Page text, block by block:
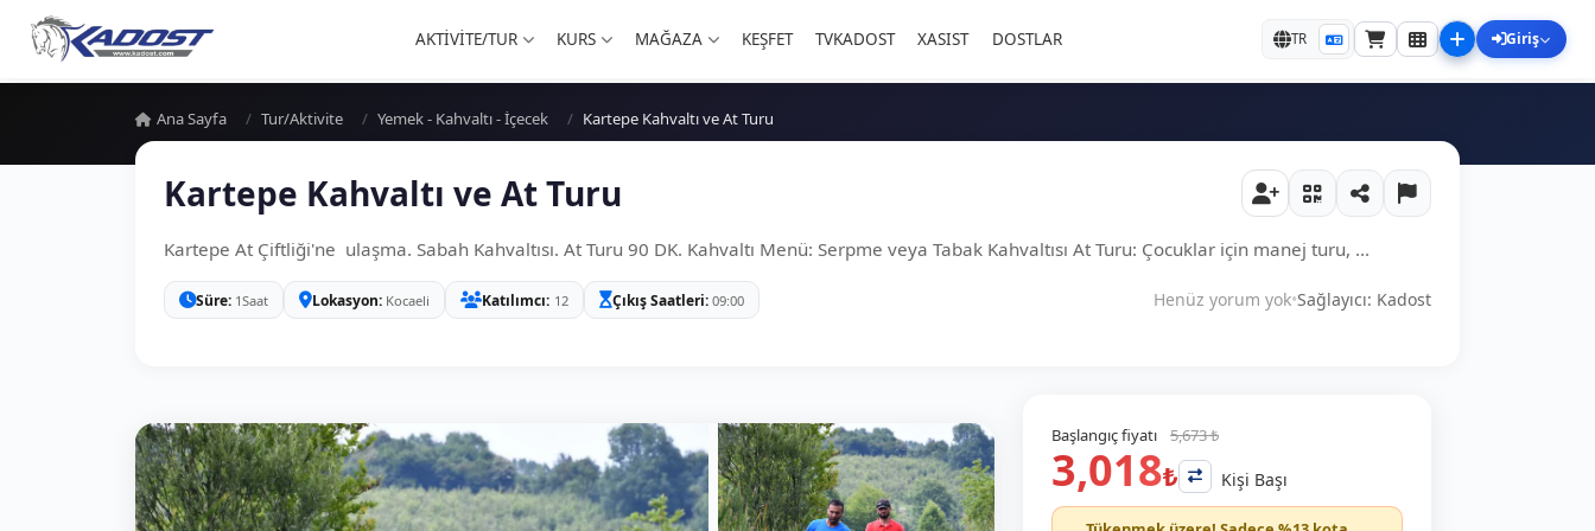
AKTİVİTE/TUR KURS MAĞAZA KEŞFET TVKADOST XASIST DOSTLAR TR Giriş
Ana Sayfa Tur/Aktivite Yemek - Kahvaltı - İçecek Kartepe Kahvaltı ve At Turu
Kartepe Kahvaltı ve At Turu
Kartepe At Çiftliği'ne ulaşma. Sabah Kahvaltısı. At Turu 90 DK. Kahvaltı Menü: Serpme veya Tabak Kahvaltısı At Turu: Çocuklar için manej turu, ...
Süre 1Saat Lokasyon Kocaeli Katılımcı 12 Çıkış Saatleri 09:00 Henüz yorum yok•Sağlayıcı: Kadost
Başlangıç fiyatı 5,673 ₺
3,018₺ Kişi Başı